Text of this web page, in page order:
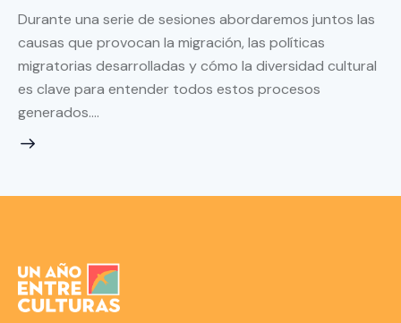
Durante una serie de sesiones abordaremos juntos las
causas que provocan la migración, las políticas
migratorias desarrolladas y cómo la diversidad cultural
es clave para entender todos estos procesos
generados.…